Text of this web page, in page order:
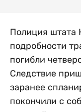
Полиция штата
подробности
погибли
Следствие
заранее
покончили с